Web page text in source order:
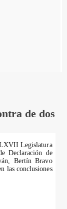
de dos
LXVII Legislatura
Declaración de
Bertín Bravo
las conclusiones